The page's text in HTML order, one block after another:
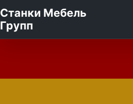
Станки Мебель
Групп